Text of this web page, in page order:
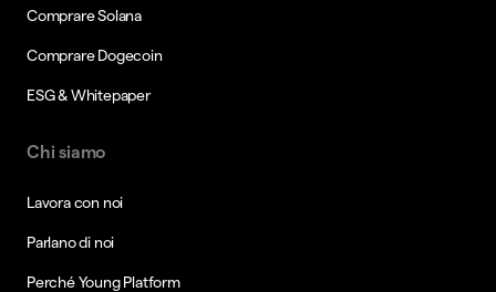
Comprare Solana
Comprare Dogecoin
ESG & Whitepaper
Chi siamo
Lavora con noi
Parlano di noi
Perché Young Platform